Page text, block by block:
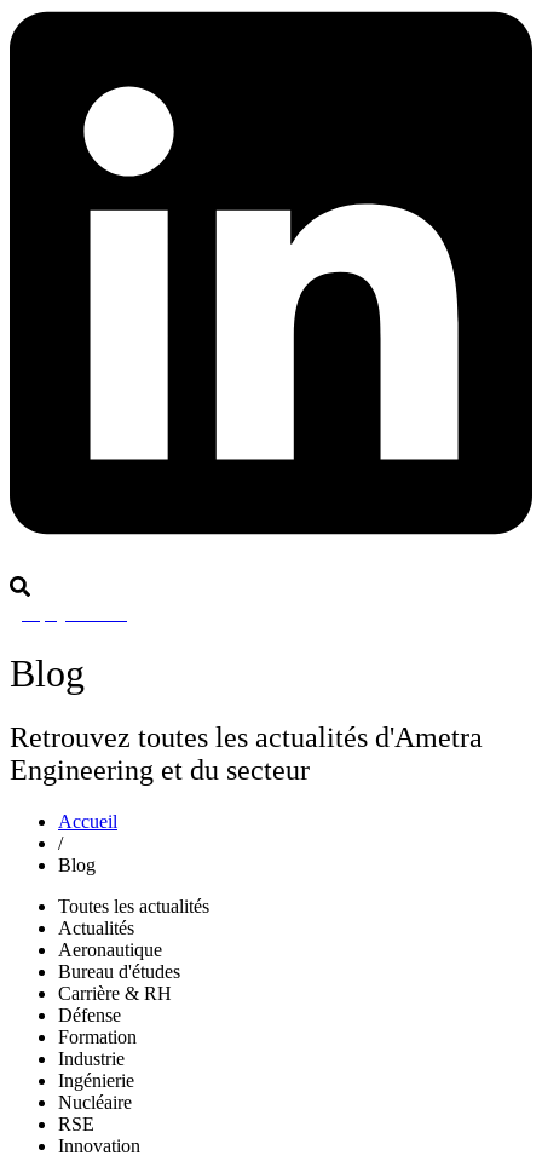
Blog
Retrouvez toutes les actualités d'Ametra
Engineering et du secteur
Accueil
/
Blog
Toutes les actualités
Actualités
Aeronautique
Bureau d'études
Carrière & RH
Défense
Formation
Industrie
Ingénierie
Nucléaire
RSE
Innovation